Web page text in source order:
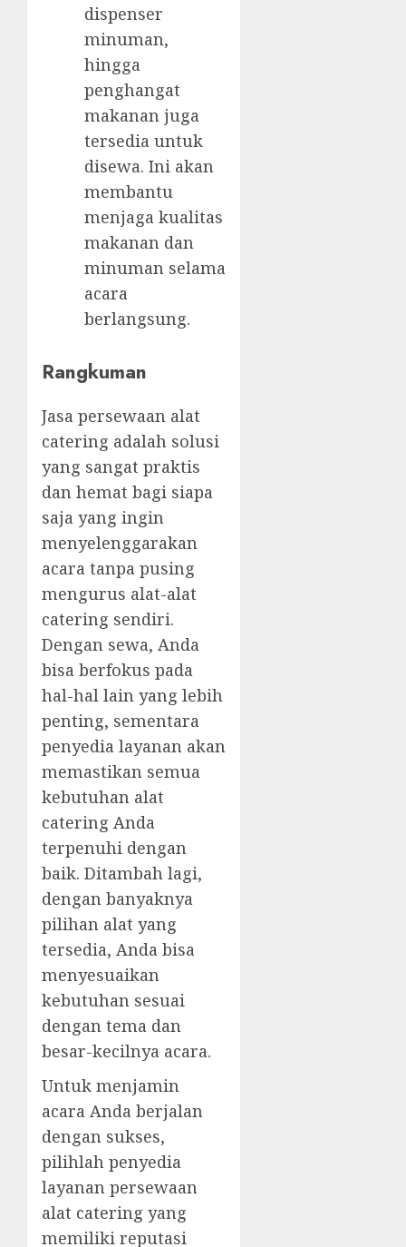
dispenser
minuman,
hingga
penghangat
makanan juga
tersedia untuk
disewa. Ini akan
membantu
menjaga kualitas
makanan dan
minuman selama
acara
berlangsung.
Rangkuman
Jasa persewaan alat
catering adalah solusi
yang sangat praktis
dan hemat bagi siapa
saja yang ingin
menyelenggarakan
acara tanpa pusing
mengurus alat-alat
catering sendiri.
Dengan sewa, Anda
bisa berfokus pada
hal-hal lain yang lebih
penting, sementara
penyedia layanan akan
memastikan semua
kebutuhan alat
catering Anda
terpenuhi dengan
baik. Ditambah lagi,
dengan banyaknya
pilihan alat yang
tersedia, Anda bisa
menyesuaikan
kebutuhan sesuai
dengan tema dan
besar-kecilnya acara.
Untuk menjamin
acara Anda berjalan
dengan sukses,
pilihlah penyedia
layanan persewaan
alat catering yang
memiliki reputasi